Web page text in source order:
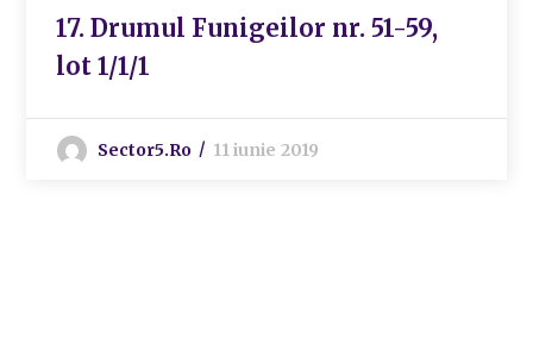
17. Drumul Funigeilor nr. 51-59,
lot 1/1/1
Sector5.ro 11 iunie 2019